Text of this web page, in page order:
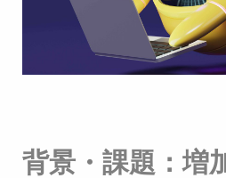
背景・課題：増